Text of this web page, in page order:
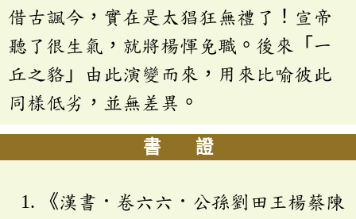
借古諷今，實在是太猖狂無禮了！宣帝
聽了很生氣，就將楊惲免職。後來「一
丘之貉」由此演變而來，用來比喻彼此
同樣低劣，並無差異。
書 證
《漢書．卷六六．公孫劉田王楊蔡陳